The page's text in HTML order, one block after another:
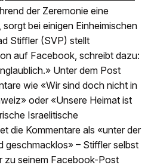
der Zeremonie eine
bei einigen Einheimischen
Stiffler (SVP) stellt
auf Facebook, schreibt dazu:
Unter dem Post
wie «Wir sind doch nicht in
oder «Unsere Heimat ist
Israelitische
die Kommentare als «unter der
geschmacklos» – Stiffler selbst
zu seinem Facebook-Post